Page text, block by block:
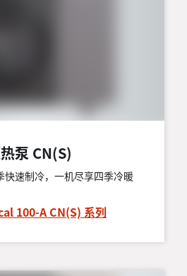
泵 CN(S)
快速制冷，一机尽享四季冷暖
100-A CN(S) 系列